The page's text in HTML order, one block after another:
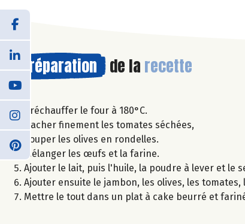
Préparation de la recette
Préchauffer le four à 180°C.
Hacher finement les tomates séchées,
Couper les olives en rondelles.
Mélanger les œufs et la farine.
Ajouter le lait, puis l'huile, la poudre à lever et le
Ajouter ensuite le jambon, les olives, les
Mettre le tout dans un plat à cake beurré et